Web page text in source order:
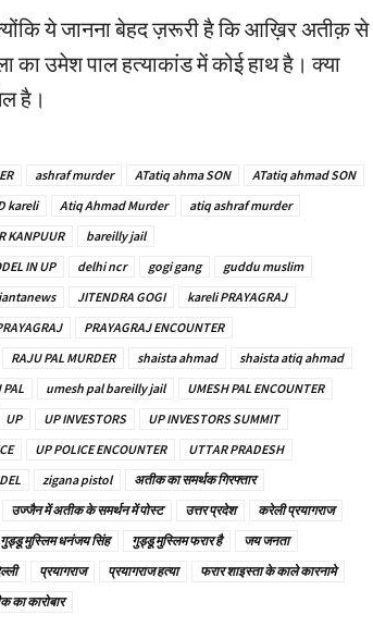
ये जानना बेहद ज़रूरी है कि आख़िर अतीक़ से
का उमेश पाल हत्याकांड में कोई हाथ है। क्या
है।
ashraf murder ATatiq ahma SON
ATatiq ahmad SON
kareli Atiq Ahmad Murder
atiq ashraf murder
KANPUUR
bareilly jail
IN UP delhi ncr gogi gang
guddu muslim
JITENDRA GOGI
kareli PRAYAGRAJ
PRAYAGRAJ ENCOUNTER
RAJU PAL MURDER shaista ahmad
shaista atiq ahmad
PAL umesh pal bareilly jail
UMESH PAL ENCOUNTER
UP UP INVESTORS
UP INVESTORS SUMMIT
UP POLICE ENCOUNTER
UTTAR PRADESH
zigana pistol
अतीक का समर्थक गिरफ्तार
उज्जैन में अतीक के समर्थन में पोस्ट उत्तर प्रदेश
करेली प्रयागराज
गुड्डू मुस्लिम धनंजय सिंह गुड्डू मुस्लिम फरार है
जय जनता
प्रयागराज प्रयागराज हत्या
फरार शाइस्ता के काले कारनामे
का कारोबार